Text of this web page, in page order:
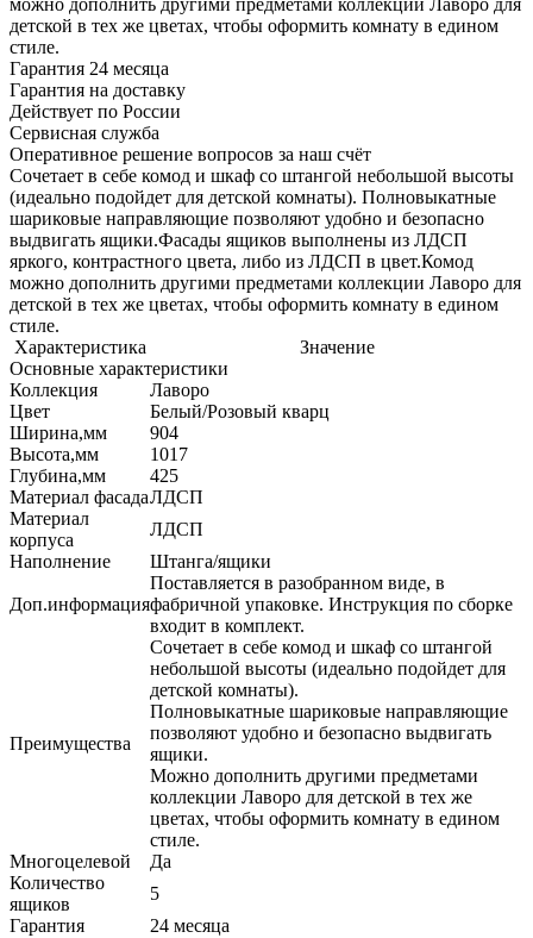
можно дополнить другими предметами коллекции Лаворо для
детской в тех же цветах, чтобы оформить комнату в едином
стиле.
Гарантия 24 месяца
Гарантия на доставку
Действует по России
Сервисная служба
Оперативное решение вопросов за наш счёт
Сочетает в себе комод и шкаф со штангой небольшой высоты
(идеально подойдет для детской комнаты). Полновыкатные
шариковые направляющие позволяют удобно и безопасно
выдвигать ящики.Фасады ящиков выполнены из ЛДСП
яркого, контрастного цвета, либо из ЛДСП в цвет.Комод
можно дополнить другими предметами коллекции Лаворо для
детской в тех же цветах, чтобы оформить комнату в едином
стиле.
Характеристика
Значение
Основные характеристики
Коллекция
Лаворо
Цвет
Белый/Розовый кварц
Ширина,мм
904
Высота,мм
1017
Глубина,мм
425
Материал фасадаЛДСП
Материал
корпуса
ЛДСП
Наполнение
Штанга/ящики
Доп.информация
Поставляется в разобранном виде, в
фабричной упаковке. Инструкция по сборке
входит в комплект.
Преимущества
Сочетает в себе комод и шкаф со штангой
небольшой высоты (идеально подойдет для
детской комнаты).
Полновыкатные шариковые направляющие
позволяют удобно и безопасно выдвигать
ящики.
Можно дополнить другими предметами
коллекции Лаворо для детской в тех же
цветах, чтобы оформить комнату в едином
стиле.
Многоцелевой
Да
Количество
ящиков
5
Гарантия
24 месяца